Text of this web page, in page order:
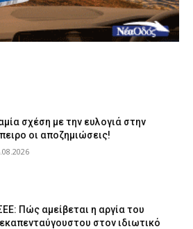
σχέση με την ευλογιά στην
οι αποζημιώσεις!
Πώς αμείβεται η αργία του
στον ιδιωτικό